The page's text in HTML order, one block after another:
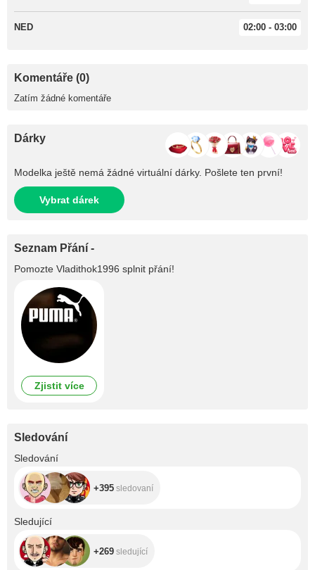
NED 02:00 - 03:00
Komentáře (0)
Zatím žádné komentáře
Dárky
Modelka ještě nemá žádné virtuální dárky. Pošlete ten první!
Vybrat dárek
Seznam Přání -
Pomozte Vladithok1996 splnit přání!
Zjistit více
Sledování
Sledování
+395 sledovaní
Sledující
+269 sledující